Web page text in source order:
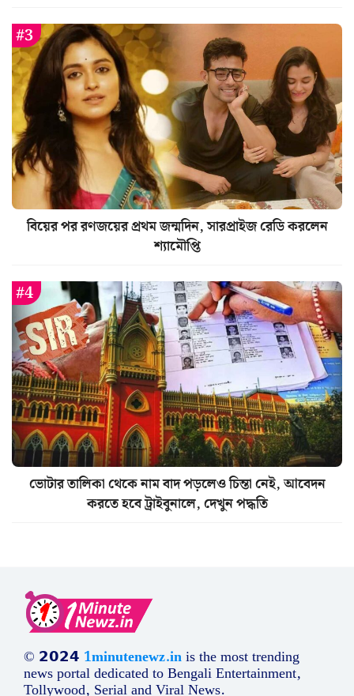
বিয়ের পর রণজয়ের প্রথম জন্মদিন, সারপ্রাইজ রেডি করলেন
শ্যামৌপ্তি
ভোটার তালিকা থেকে নাম বাদ পড়লেও চিন্তা নেই, আবেদন
করতে হবে ট্রাইবুনালে, দেখুন পদ্ধতি
© 𝟮𝟬𝟮𝟰 1minutenewz.inis the most trending
news portal dedicated to Bengali Entertainment,
Tollywood, Serial and Viral News.